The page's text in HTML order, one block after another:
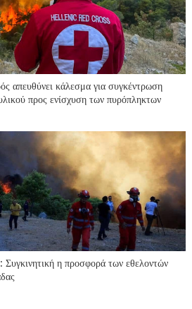
απευθύνει κάλεσμα για συγκέντρωση
προς ενίσχυση των πυρόπληκτων
η προσφορά των εθελοντών